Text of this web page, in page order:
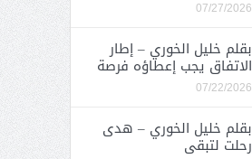
07/27/2026
بقلم خليل الخوري – إطار
الاتفاق يجب إعطاؤه فرصة
07/22/2026
بقلم خليل الخوري – هدى
رحلت لتبقى